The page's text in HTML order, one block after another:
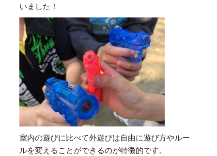
いました！
室内の遊びに比べて外遊びは自由に遊び方やルー
ルを変えることができるのが特徴的です。